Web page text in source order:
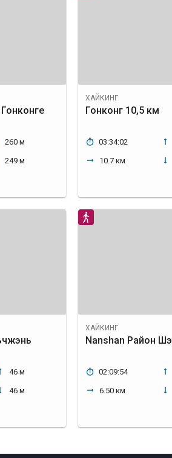
260 м
249 м
ХАЙКИНГ
Гонконг 10,5 км
03:34:02
10.7 км
46 м
46 м
ХАЙКИНГ
Nanshan Район
02:09:54
6.50 км